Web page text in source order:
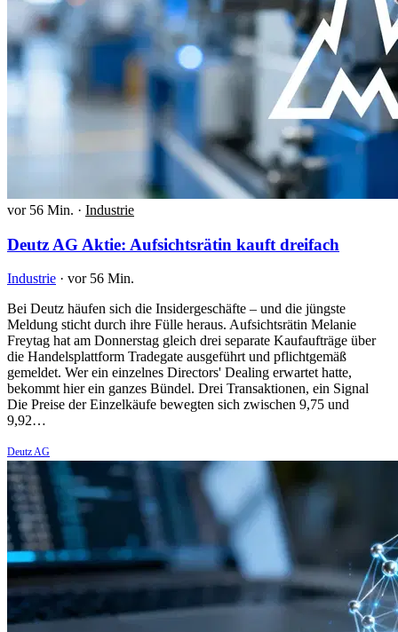
vor 56 Min. · Industrie
Deutz AG Aktie: Aufsichtsrätin kauft dreifach
Industrie · vor 56 Min.
Bei Deutz häufen sich die Insidergeschäfte – und die jüngste
Meldung sticht durch ihre Fülle heraus. Aufsichtsrätin Melanie
Freytag hat am Donnerstag gleich drei separate Kaufaufträge über
die Handelsplattform Tradegate ausgeführt und pflichtgemäß
gemeldet. Wer ein einzelnes Directors' Dealing erwartet hatte,
bekommt hier ein ganzes Bündel. Drei Transaktionen, ein Signal
Die Preise der Einzelkäufe bewegten sich zwischen 9,75 und
9,92…
Deutz AG